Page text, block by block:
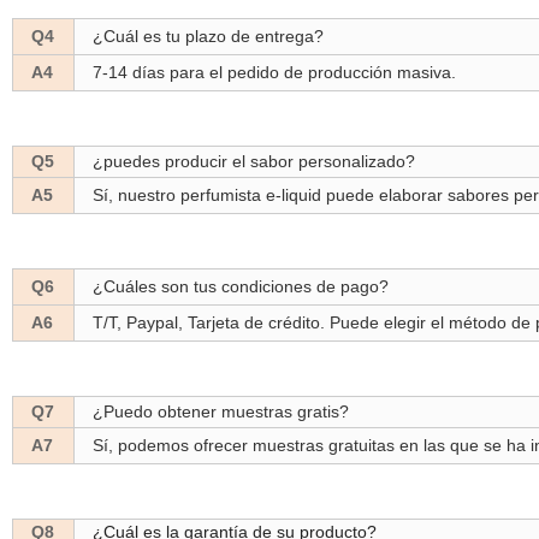
Q4 ¿Cuálestu plazo de entrega?
A4
7-14 días para el pedido de producción masiva.
Q5
¿puedes producir el sabor personalizado?
A5
Sí, nuestroperfumista e-liquid puede elaborar sabores
Q6 ¿Cuálesson tus condiciones de pago?
A6
T/T, Paypal, Tarjeta de crédito. Puede elegir el método
Q7
¿Puedo obtener muestras gratis?
A7
Sí, podemos ofrecer muestras gratuitas en las que se ha
Q8 ¿Cuál es la garantía de su producto?